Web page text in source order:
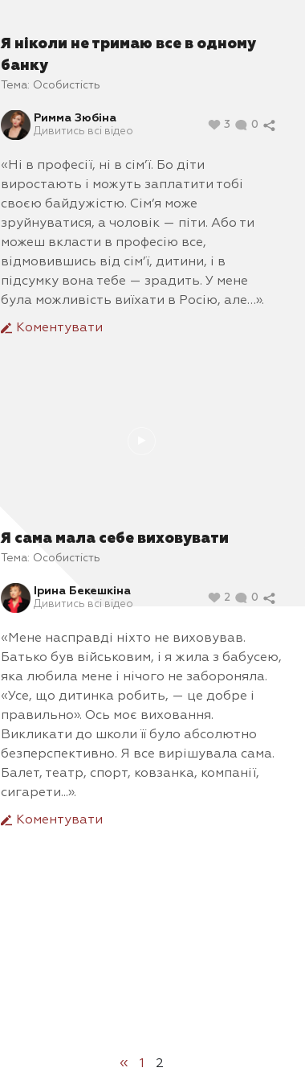
Я ніколи не тримаю все в одному
банку
Тема: Особистість
Римма Зюбіна
Дивитись всі відео
3 0
«Ні в професії, ні в сім’ї. Бо діти
виростають і можуть заплатити тобі
своєю байдужістю. Сім’я може
зруйнуватися, а чоловік — піти. Або ти
можеш вкласти в професію все,
відмовившись від сім’ї, дитини, і в
підсумку вона тебе — зрадить. У мене
була можливість виїхати в Росію, але…».
Коментувати
Я сама мала себе виховувати
Тема: Особистість
Ірина Бекешкіна
Дивитись всі відео
2 0
«Мене насправді ніхто не виховував.
Батько був військовим, і я жила з бабусею,
яка любила мене і нічого не забороняла.
«Усе, що дитинка робить, — це добре і
правильно». Ось моє виховання.
Викликати до школи її було абсолютно
безперспективно. Я все вирішувала сама.
Балет, театр, спорт, ковзанка, компанії,
сигарети...».
Коментувати
« 1 2